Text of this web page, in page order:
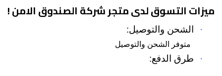
ميزات التسوق لدى متجر شركة الصندوق الامن !
· الشحن والتوصيل:
متوفر الشحن والتوصيل
· طرق الدفع: